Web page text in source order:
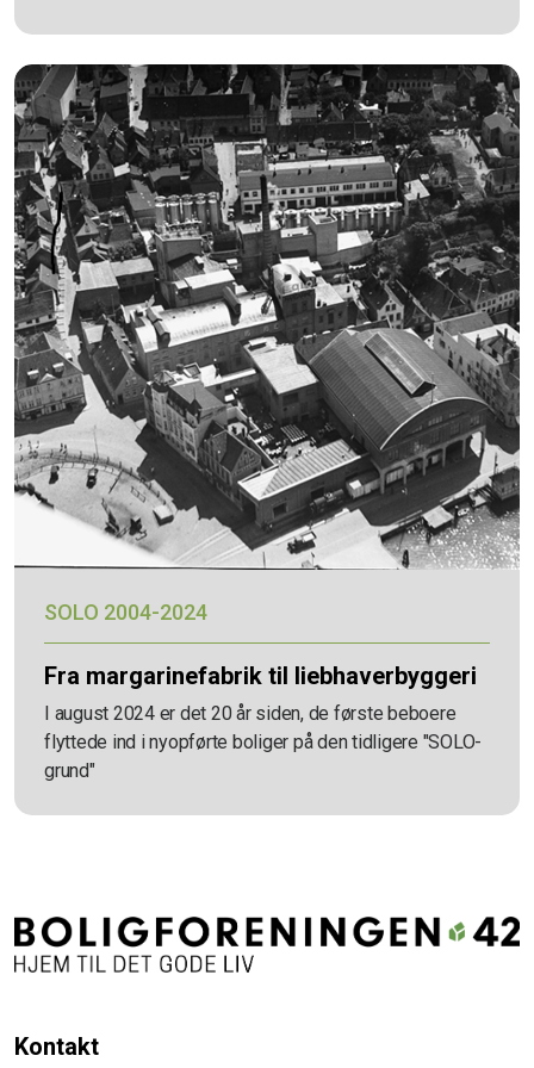
SOLO 2004-2024
Fra margarinefabrik til liebhaverbyggeri
I august 2024 er det 20 år siden, de første beboere
flyttede ind i nyopførte boliger på den tidligere "SOLO-
grund"
Kontakt